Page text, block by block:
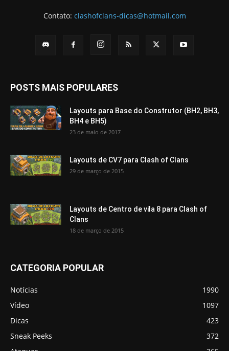
Contato: clashofclans-dicas@hotmail.com
POSTS MAIS POPULARES
Layouts para Base do Construtor (BH2, BH3,
BH4 e BH5)
23 de maio de 2017
Layouts de CV7 para Clash of Clans
29 de março de 2015
Layouts de Centro de vila 8 para Clash of
Clans
18 de março de 2015
CATEGORIA POPULAR
Notícias
1990
Vídeo
1097
Dicas
423
Sneak Peeks
372